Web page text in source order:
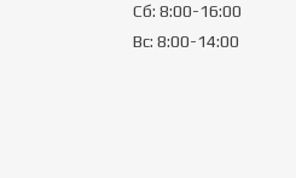
Сб: 8:00-16:00
Вс: 8:00-14:00